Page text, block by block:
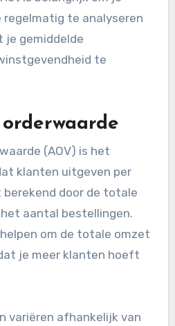
conversies. Het helpt je
rendabel zijn.
is ideaal, maar dit
is belangrijk om je
je gemiddelde
te
(AOV) is het
door de totale